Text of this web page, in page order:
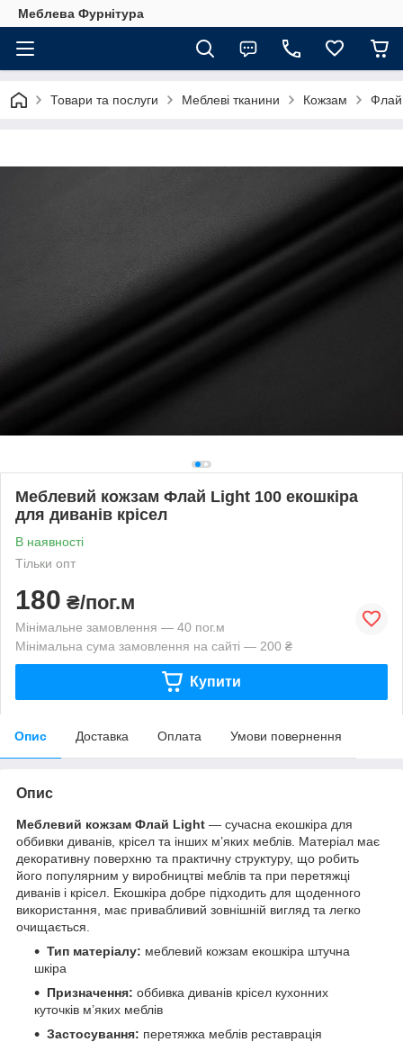
Меблева Фурнітура
Товари та послуги Меблеві тканини Кожзам
Меблевий кожзам Флай Light 100 екошкіра
для диванів крісел
В наявності
Тільки опт
180 ₴/пог.м
Мінімальне замовлення — 40 пог.м
Мінімальна сума замовлення на сайті — 200 ₴
Купити
Опис Доставка Оплата Умови повернення
Опис
Меблевий кожзам Флай Light — сучасна екошкіра для
оббивки диванів, крісел та інших м’яких меблів. Матеріал має
декоративну поверхню та практичну структуру, що робить
його популярним у виробництві меблів та при перетяжці
диванів і крісел. Екошкіра добре підходить для щоденного
використання, має привабливий зовнішній вигляд та легко
очищається.
Тип матеріалу: меблевий кожзам екошкіра штучна
шкіра
Призначення: оббивка диванів крісел кухонних
куточків м’яких меблів
Застосування: перетяжка меблів реставрація